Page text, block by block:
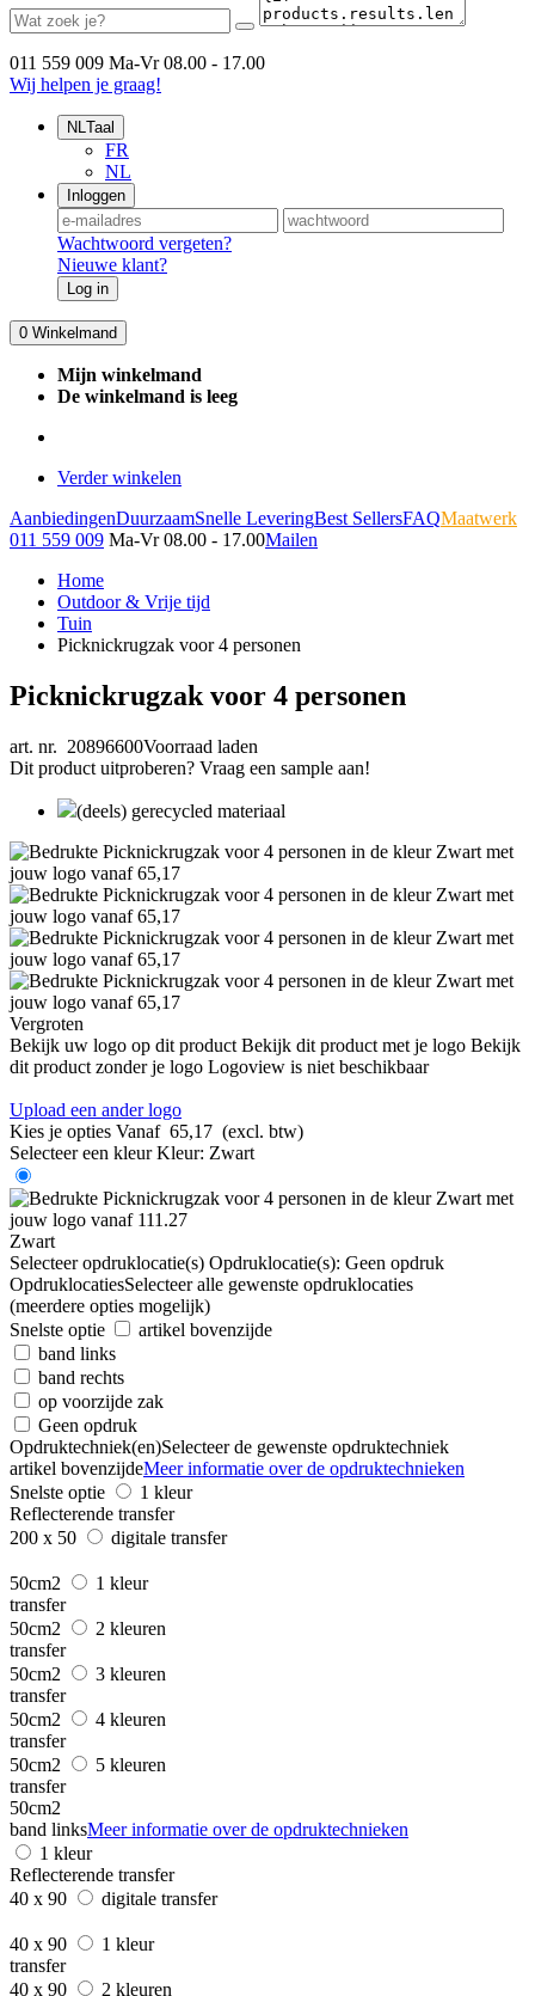
011 559 009 Ma-Vr 08.00 - 17.00
Wij helpen je graag!
NLTaal
FR
NL
Inloggen
Wachtwoord vergeten?
Nieuwe klant?
Log in
0 Winkelmand
Mijn winkelmand
De winkelmand is leeg
Verder winkelen
AanbiedingenDuurzaamSnelle LeveringBest SellersFAQMaatwerk
011 559 009 Ma-Vr 08.00 - 17.00Mailen
Home
Outdoor & Vrije tijd
Tuin
Picknickrugzak voor 4 personen
Picknickrugzak voor 4 personen
art. nr. 20896600Voorraad laden
Dit product uitproberen? Vraag een sample aan!
(deels) gerecycled materiaal
Vergroten
Bekijk uw logo op dit product Bekijk dit product met je logo Bekijk
dit product zonder je logo Logoview is niet beschikbaar
Upload een ander logo
Kies je opties Vanaf 65,17 (excl. btw)
Selecteer een kleur Kleur: Zwart
Zwart
Selecteer opdruklocatie(s) Opdruklocatie(s): Geen opdruk
OpdruklocatiesSelecteer alle gewenste opdruklocaties
(meerdere opties mogelijk)
Snelste optie
artikel bovenzijde
band links
band rechts
op voorzijde zak
Geen opdruk
Opdruktechniek(en)Selecteer de gewenste opdruktechniek
artikel bovenzijdeMeer informatie over de opdruktechnieken
Snelste optie
1 kleur
Reflecterende transfer
200 x 50
digitale transfer
50cm2
1 kleur
transfer
50cm2
2 kleuren
transfer
50cm2
3 kleuren
transfer
50cm2
4 kleuren
transfer
50cm2
5 kleuren
transfer
50cm2
band linksMeer informatie over de opdruktechnieken
1 kleur
Reflecterende transfer
40 x 90
digitale transfer
40 x 90
1 kleur
transfer
40 x 90
2 kleuren